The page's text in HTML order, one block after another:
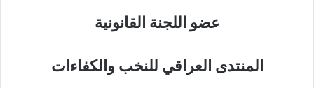
عضو اللجنة القانونية
المنتدى العراقي للنخب والكفاءات